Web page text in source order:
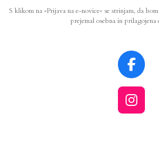
S klikom na »Prijava na e-novice« se strinjam, da
prejemal osebna in prilagojena
F
a
c
e
I
n